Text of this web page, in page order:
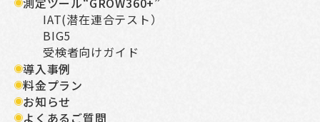
IAT(潜在連合テスト）
BIG5
受検者向けガイド
導入事例
料金プラン
お知らせ
よくあるご質問